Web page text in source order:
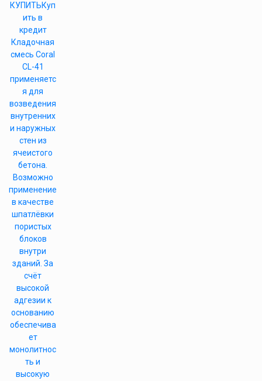
КУПИТЬКуп
ить в
кредит
Кладочная
смесь Coral
CL-41
применяетс
я для
возведения
внутренних
и наружных
стен из
ячеистого
бетона.
Возможно
применение
в качестве
шпатлёвки
пористых
блоков
внутри
зданий. За
счёт
высокой
адгезии к
основанию
обеспечива
ет
монолитнос
ть и
высокую